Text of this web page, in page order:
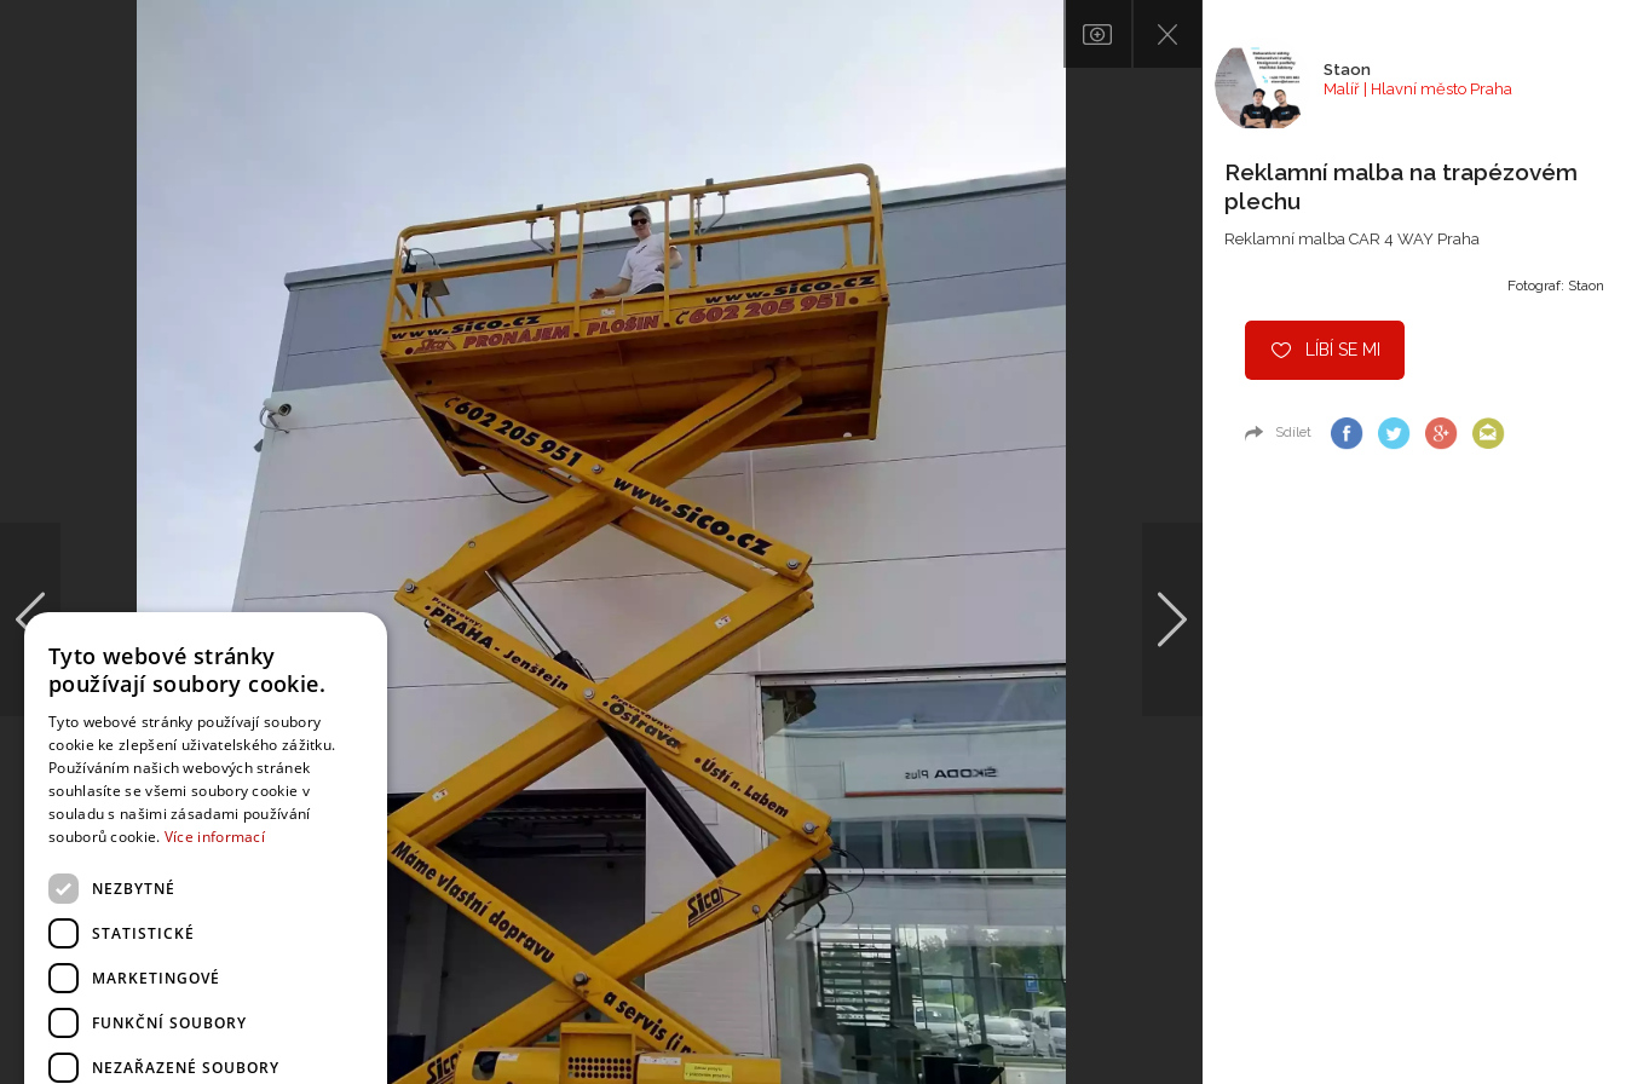
Staon
Malíř | Hlavní město Praha
Reklamní malba na trapézovém
plechu
Reklamní malba CAR 4 WAY Praha
Fotograf: Staon
LÍBÍ SE MI
Sdílet
Tyto webové stránky
používají soubory cookie.
Tyto webové stránky používají soubory
cookie ke zlepšení uživatelského zážitku.
Používáním našich webových stránek
souhlasíte se všemi soubory cookie v
souladu s našimi zásadami používání
souborů cookie. Více informací
NEZBYTNÉ
STATISTICKÉ
MARKETINGOVÉ
FUNKČNÍ SOUBORY
NEZAŘAZENÉ SOUBORY